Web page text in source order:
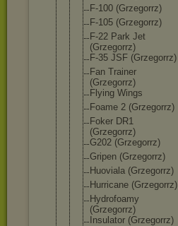
F-100 (Grzegorrz)
F-105 (Grzegorrz)
F-22 Park Jet
(Grzegorrz)
F-35 JSF (Grzegorrz)
Fan Trainer
(Grzegorrz)
Flying Wings
Foame 2 (Grzegorrz)
Foker DR1
(Grzegorrz)
G202 (Grzegorrz)
Gripen (Grzegorrz)
Huoviala (Grzegorrz)
Hurricane (Grzegorrz)
Hydrofoamy
(Grzegorrz)
Insulator (Grzegorrz)